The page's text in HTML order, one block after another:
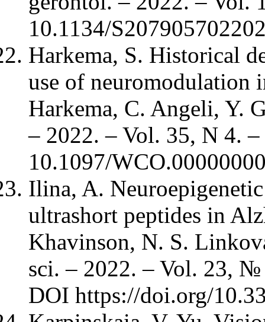
10.1134/
Harkema, S. Historical
use of neuromodulation
Harkema, C. Angeli, Y.
– 2022. – Vol. 35, N 4.
10.1097/
Ilina, A.
ultrashort peptides in
Khavinson, N. S.
sci. – 2022. – Vol. 23,
DOI https://doi.org/